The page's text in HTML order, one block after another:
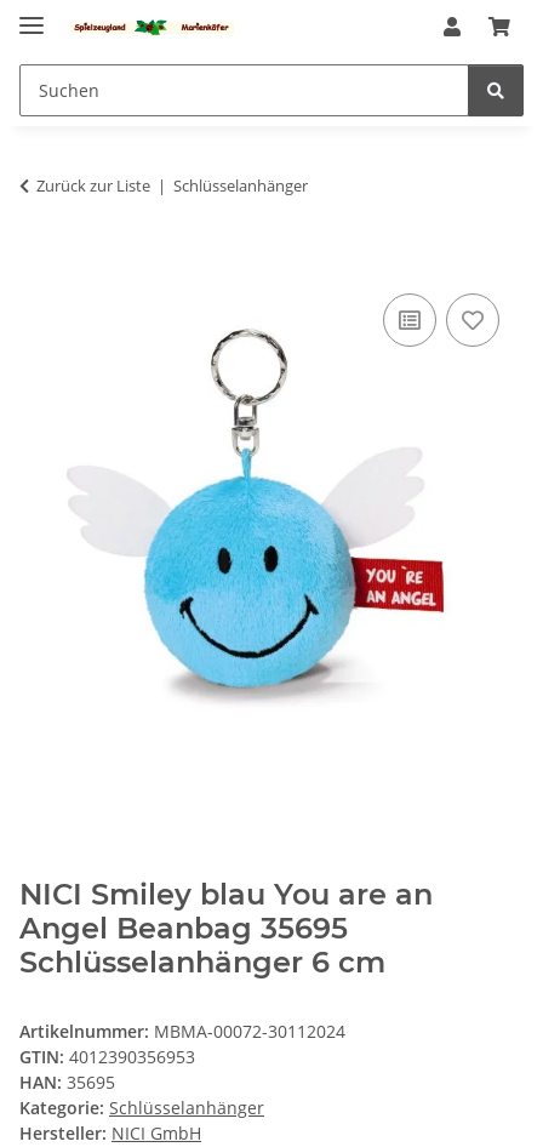
Zurück zur Liste Schlüsselanhänger
NICI Smiley blau You are an
Angel Beanbag 35695
Schlüsselanhänger 6 cm
Artikelnummer: MBMA-00072-30112024
GTIN: 4012390356953
HAN: 35695
Kategorie: Schlüsselanhänger
Hersteller: NICI GmbH